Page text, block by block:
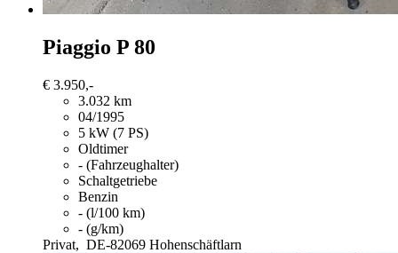
Piaggio P 80
€ 3.950,-
3.032 km
04/1995
5 kW (7 PS)
Oldtimer
- (Fahrzeughalter)
Schaltgetriebe
Benzin
- (l/100 km)
- (g/km)
Privat, DE-82069 Hohenschäftlarn